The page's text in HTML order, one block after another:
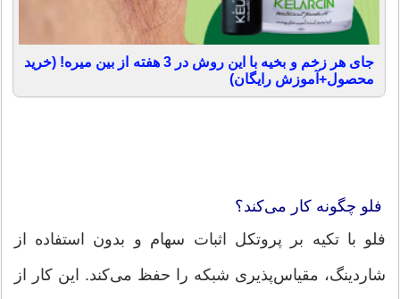
جای هر زخم و بخیه با این روش در 3 هفته از بین میره! (خرید
محصول+آموزش رایگان)
فلو چگونه کار می‌کند؟
فلو با تکیه بر پروتکل اثبات سهام و بدون استفاده از
شاردینگ، مقیاس‌پذیری شبکه را حفظ می‌کند. این کار از